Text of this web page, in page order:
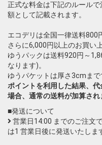
正式な料金は下記のルール
額として記載されます。
エコデリは全国一律送料800
さらに6,000円以上のお買い
ゆうパックは送料920円～
なります)。
ゆうパケットは厚さ3cmまで
ポイントを利用した結果、
場合、通常の送料が加算され
■発送について
営業日14:00 までのご注文
は1 営業日後に発送いたしま